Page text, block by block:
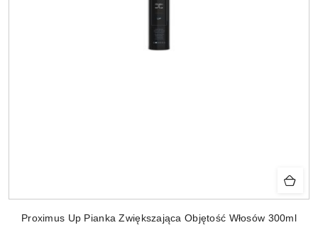
Proximus Up Pianka Zwiększająca Objętość Włosów 300ml